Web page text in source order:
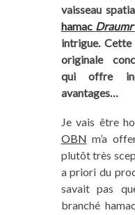
vaisseau
hamac Draumr
intrigue.
originale
qui offre
avantages…
Je vais être
OBN m’a
plutôt très
a priori du
savait pas
branché